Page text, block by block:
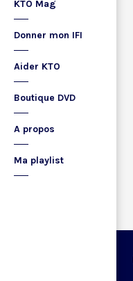
KTO Mag
Donner mon IFI
Aider KTO
Boutique DVD
A propos
Ma playlist